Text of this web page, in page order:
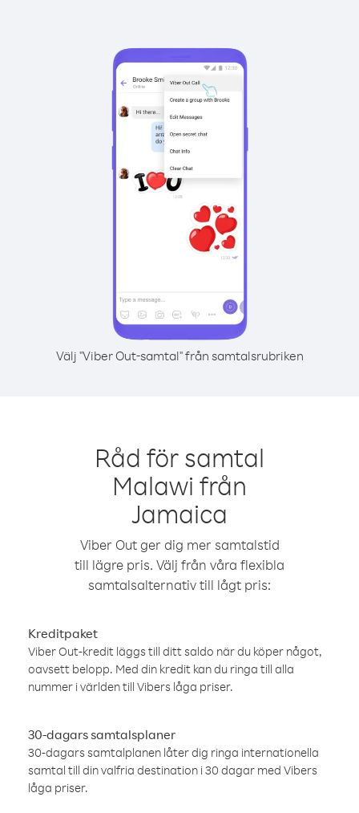
Välj "Viber Out-samtal" från samtalsrubriken
Råd för samtal
Malawi från
Jamaica
Viber Out ger dig mer samtalstid
till lägre pris. Välj från våra flexibla
samtalsalternativ till lågt pris:
Kreditpaket
Viber Out-kredit läggs till ditt saldo när du köper något,
oavsett belopp. Med din kredit kan du ringa till alla
nummer i världen till Vibers låga priser.
30-dagars samtalsplaner
30-dagars samtalplanen låter dig ringa internationella
samtal till din valfria destination i 30 dagar med Vibers
låga priser.